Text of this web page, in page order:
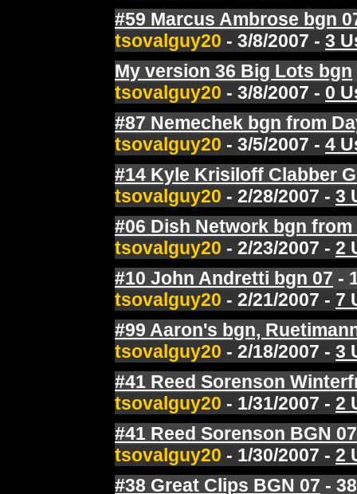
#59 Marcus Ambrose bgn
tsovalguy20 - 3/8/2007 - 3
My version 36 Big Lots bgn
tsovalguy20 - 3/8/2007 - 0
#87 Nemechek bgn from
tsovalguy20 - 3/5/2007 - 4
#14 Kyle Krisiloff Clabber
tsovalguy20 - 2/28/2007 - 3
#06 Dish Network bgn from
tsovalguy20 - 2/23/2007 - 2
#10 John Andretti bgn 07 -
tsovalguy20 - 2/21/2007 - 7
#99 Aaron's bgn,
tsovalguy20 - 2/18/2007 - 3
#41 Reed Sorenson
tsovalguy20 - 1/31/2007 - 2
#41 Reed Sorenson BGN 07
tsovalguy20 - 1/30/2007 - 2
#38 Great Clips BGN 07 -